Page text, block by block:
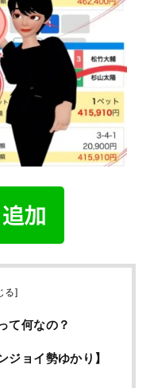
る]
て何なの？
ジョイ勢ゆかり】